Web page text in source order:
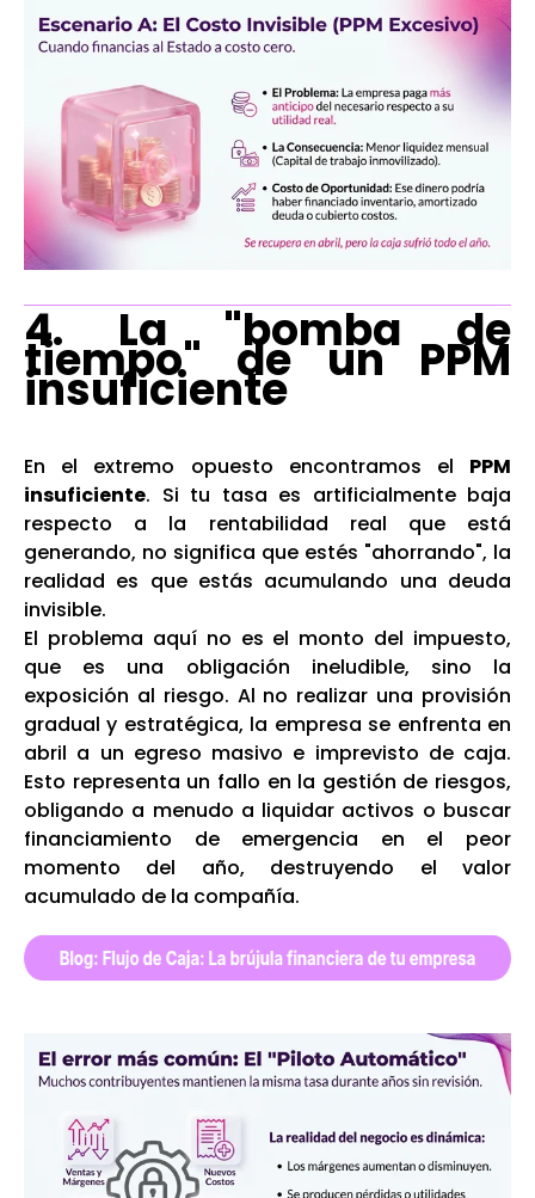
4. La "bomba de
tiempo" de un PPM
insuficiente
En el extremo opuesto encontramos el PPM
insuficiente. Si tu tasa es artificialmente baja
respecto a la rentabilidad real que está
generando, no significa que estés "ahorrando", la
realidad es que estás acumulando una deuda
invisible.
El problema aquí no es el monto del impuesto,
que es una obligación ineludible, sino la
exposición al riesgo. Al no realizar una provisión
gradual y estratégica, la empresa se enfrenta en
abril a un egreso masivo e imprevisto de caja.
Esto representa un fallo en la gestión de riesgos,
obligando a menudo a liquidar activos o buscar
financiamiento de emergencia en el peor
momento del año, destruyendo el valor
acumulado de la compañía.